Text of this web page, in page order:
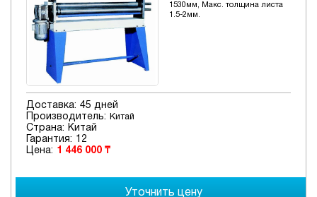
1530мм, Макс. толщина листа
1.5-2мм.
Доставка: 45 дней
Производитель:
Китай
Страна:
Китай
Гарантия: 12
Цена: 1 446 000 ₸